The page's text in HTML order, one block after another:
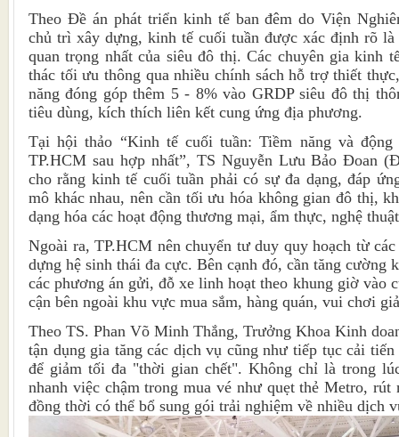
Theo Đề án phát triển kinh tế ban đêm do Viện
chủ trì xây dựng, kinh tế cuối tuần được xác định rõ
quan trọng nhất của siêu đô thị. Các chuyên gia kinh
thác tối ưu thông qua nhiều chính sách hỗ trợ thiết
năng đóng góp thêm 5 - 8% vào GRDP siêu đô thị
tiêu dùng, kích thích liên kết cung ứng địa phương.
Tại hội thảo “Kinh tế cuối tuần: Tiềm năng và
TP.HCM sau hợp nhất”, TS Nguyễn Lưu Bảo Đoan
cho rằng kinh tế cuối tuần phải có sự đa dạng, đáp
mô khác nhau, nên cần tối ưu hóa không gian đô thị,
dạng hóa các hoạt động thương mại, ẩm thực, nghệ
Ngoài ra, TP.HCM nên chuyển tư duy quy hoạch từ
dựng hệ sinh thái đa cực. Bên cạnh đó, cần tăng cường
các phương án gửi, đỗ xe linh hoạt theo khung giờ vào
cận bên ngoài khu vực mua sắm, hàng quán, vui chơi
Theo TS. Phan Võ Minh Thắng, Trưởng Khoa Kinh
tận dụng gia tăng các dịch vụ cũng như tiếp tục cải
để giảm tối đa "thời gian chết". Không chỉ là trong
nhanh việc chậm trong mua vé như quẹt thẻ Metro, rút
đồng thời có thể bổ sung gói trải nghiệm về nhiều dịch